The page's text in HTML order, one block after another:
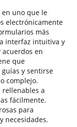
uno que le
electrónicamente
más
interfaz intuitiva y
en
que
y sentirse
complejo.
rellenables a
fácilmente.
para
necesidades.